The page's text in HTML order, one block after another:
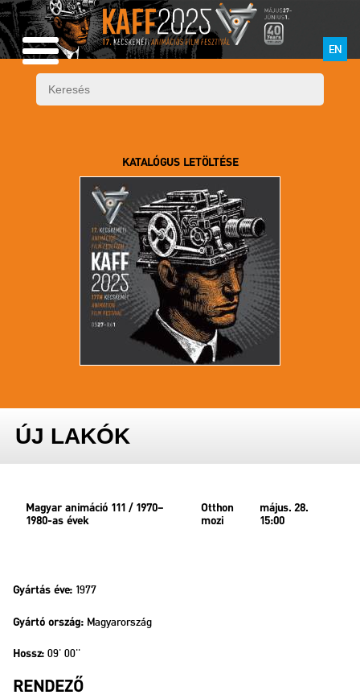
EN
KATALÓGUS LETÖLTÉSE
ÚJ LAKÓK
Magyar animáció 111 / 1970–
1980-as évek
Otthon
mozi
május. 28.
15:00
Gyártás éve: 1977
Gyártó ország: Magyarország
Hossz: 09' 00''
RENDEZŐ